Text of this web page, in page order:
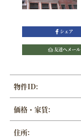
シェア
友達へメール
物件ID:
価格・家賃:
住所: